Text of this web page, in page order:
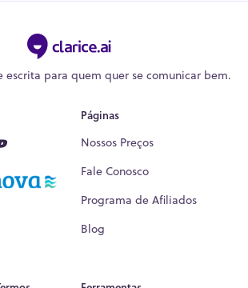
escrita para quem quer se comunicar bem.
Páginas
Nossos Preços
Fale Conosco
Programa de Afiliados
Blog